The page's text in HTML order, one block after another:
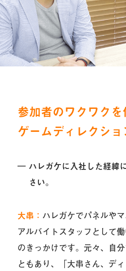
参加者のワクワク
ゲームディレクシ
― ハレガケに入社した経緯
さい。
大串： ハレガケでパネルや
アルバイトスタッフとして
のきっかけです。元々、自
ともあり、「大串さん、デ